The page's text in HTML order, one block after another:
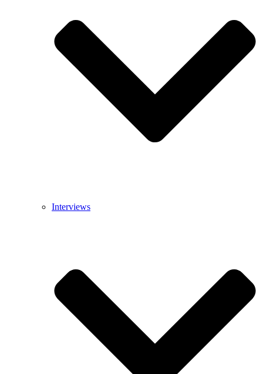
Interviews